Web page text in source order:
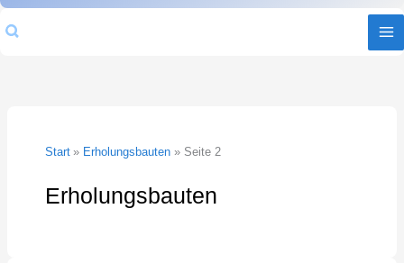
Suchen
Start Erholungsbauten Seite 2
Erholungsbauten